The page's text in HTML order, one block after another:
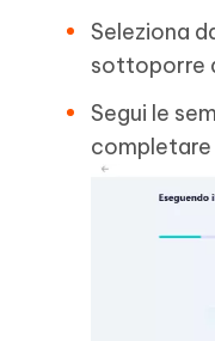
Seleziona
sottoporre
Segui le
completare